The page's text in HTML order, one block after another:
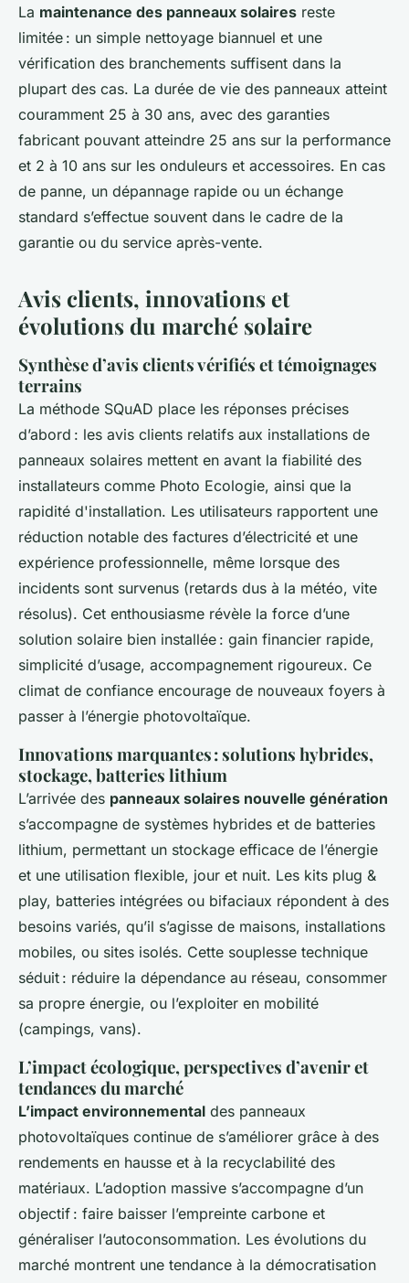
La maintenance des panneaux solaires reste
limitée : un simple nettoyage biannuel et une
vérification des branchements suffisent dans la
plupart des cas. La durée de vie des panneaux atteint
couramment 25 à 30 ans, avec des garanties
fabricant pouvant atteindre 25 ans sur la performance
et 2 à 10 ans sur les onduleurs et accessoires. En cas
de panne, un dépannage rapide ou un échange
standard s’effectue souvent dans le cadre de la
garantie ou du service après-vente.
Avis clients, innovations et
évolutions du marché solaire
Synthèse d’avis clients vérifiés et témoignages
terrains
La méthode SQuAD place les réponses précises
d’abord : les avis clients relatifs aux installations de
panneaux solaires mettent en avant la fiabilité des
installateurs comme Photo Ecologie, ainsi que la
rapidité d'installation. Les utilisateurs rapportent une
réduction notable des factures d’électricité et une
expérience professionnelle, même lorsque des
incidents sont survenus (retards dus à la météo, vite
résolus). Cet enthousiasme révèle la force d’une
solution solaire bien installée : gain financier rapide,
simplicité d’usage, accompagnement rigoureux. Ce
climat de confiance encourage de nouveaux foyers à
passer à l’énergie photovoltaïque.
Innovations marquantes : solutions hybrides,
stockage, batteries lithium
L’arrivée des panneaux solaires nouvelle génération
s’accompagne de systèmes hybrides et de batteries
lithium, permettant un stockage efficace de l’énergie
et une utilisation flexible, jour et nuit. Les kits plug &
play, batteries intégrées ou bifaciaux répondent à des
besoins variés, qu’il s’agisse de maisons, installations
mobiles, ou sites isolés. Cette souplesse technique
séduit : réduire la dépendance au réseau, consommer
sa propre énergie, ou l’exploiter en mobilité
(campings, vans).
L’impact écologique, perspectives d’avenir et
tendances du marché
L’impact environnemental des panneaux
photovoltaïques continue de s’améliorer grâce à des
rendements en hausse et à la recyclabilité des
matériaux. L’adoption massive s’accompagne d’un
objectif : faire baisser l’empreinte carbone et
généraliser l’autoconsommation. Les évolutions du
marché montrent une tendance à la démocratisation